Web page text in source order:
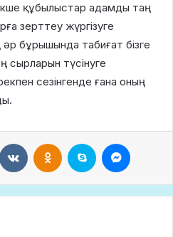
құбылыстар адамды таң
зерттеу жүргізуге
әр бұрышында табиғат бізге
сырларын түсінуге
сезінгенде ғана оның
VKontakteOdnoklassniki
Skype